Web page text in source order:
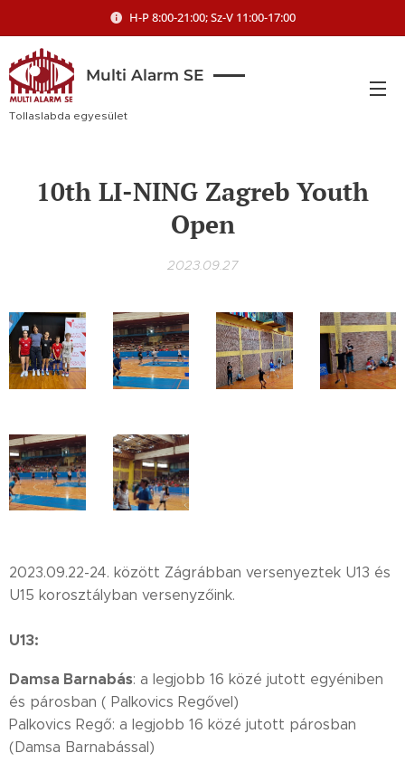
H-P 8:00-21:00; Sz-V 11:00-17:00
Multi Alarm SE
Tollaslabda egyesület
10th LI-NING Zagreb Youth
Open
2023.09.27
2023.09.22-24. között Zágrábban versenyeztek U13 és
U15 korosztályban versenyzőink.
U13:
Damsa Barnabás: a legjobb 16 közé jutott egyéniben
és párosban ( Palkovics Regővel)
Palkovics Regő: a legjobb 16 közé jutott párosban
(Damsa Barnabással)